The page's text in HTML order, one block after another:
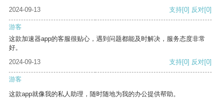
2024-09-13
支持[0] 反对[0]
游客
这款加速器app的客服很贴心，遇到问题都能及时解决，服务态度非常
好。
2024-09-13
支持[0] 反对[0]
游客
这款app就像我的私人助理，随时随地为我的办公提供帮助。